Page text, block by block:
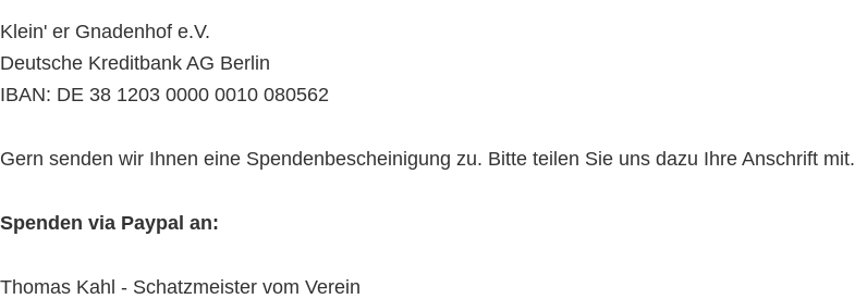
Klein' er Gnadenhof e.V.
Deutsche Kreditbank AG Berlin
IBAN: DE 38 1203 0000 0010 080562
Gern senden wir Ihnen eine Spendenbescheinigung zu. Bitte teilen Sie uns dazu Ihre Anschrift mit.
Spenden via Paypal an:
Thomas Kahl - Schatzmeister vom Verein